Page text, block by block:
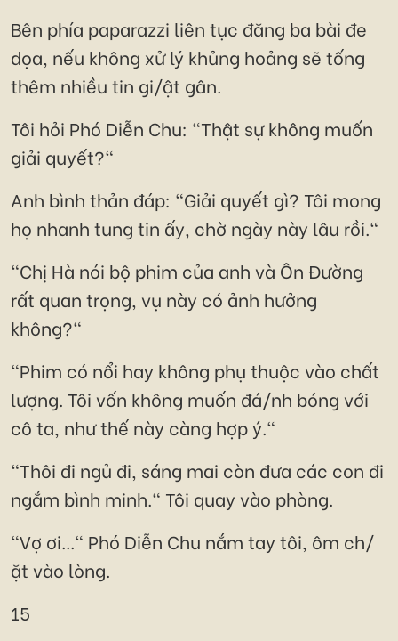
Bên phía paparazzi liên tục đăng ba bài đe
dọa, nếu không xử lý khủng hoảng sẽ tống
thêm nhiều tin gi/ật gân.
Tôi hỏi Phó Diễn Chu: "Thật sự không muốn
giải quyết?"
Anh bình thản đáp: "Giải quyết gì? Tôi mong
họ nhanh tung tin ấy, chờ ngày này lâu rồi."
"Chị Hà nói bộ phim của anh và Ôn Đường
rất quan trọng, vụ này có ảnh hưởng
không?"
"Phim có nổi hay không phụ thuộc vào chất
lượng. Tôi vốn không muốn đá/nh bóng với
cô ta, như thế này càng hợp ý."
"Thôi đi ngủ đi, sáng mai còn đưa các con đi
ngắm bình minh." Tôi quay vào phòng.
"Vợ ơi..." Phó Diễn Chu nắm tay tôi, ôm ch/
ặt vào lòng.
15